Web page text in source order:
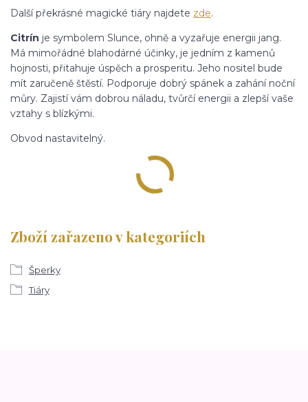
Další překrásné magické tiáry najdete zde.
Citrín je symbolem Slunce, ohně a vyzařuje energii jang.
Má mimořádné blahodárné účinky, je jedním z kamenů
hojnosti, přitahuje úspěch a prosperitu. Jeho nositel bude
mít zaručeně štěstí. Podporuje dobrý spánek a zahání noční
můry. Zajistí vám dobrou náladu, tvůrčí energii a zlepší vaše
vztahy s blízkými.
Obvod nastavitelný.
Zboží zařazeno v kategoriích
Šperky
Tiáry